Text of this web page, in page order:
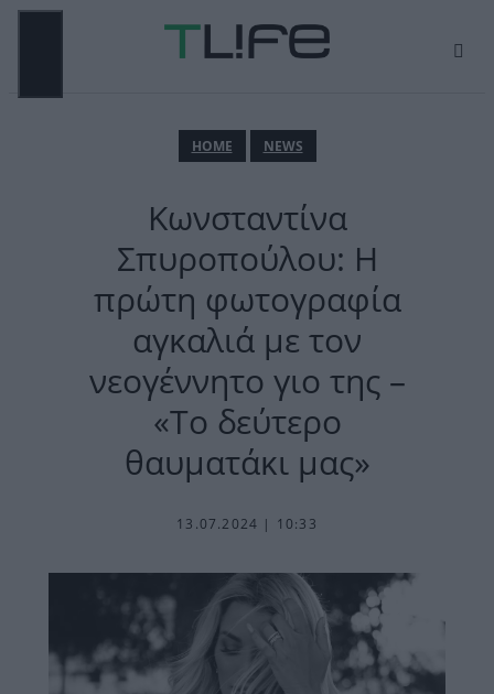
Μετάβαση
ΗΟΜΕ NEWS
Κωνσταντίνα
Σπυροπούλου: Η
πρώτη φωτογραφία
αγκαλιά με τον
νεογέννητο γιο της –
«Το δεύτερο
θαυματάκι μας»
13.07.2024 | 10:33